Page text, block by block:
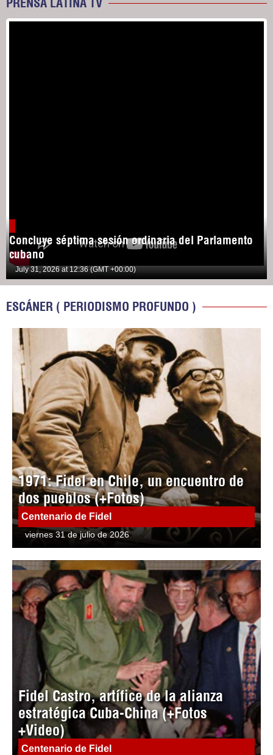
Concluye séptima sesión ordinaria del Parlamento
cubano
July 31, 2026 at 12:36 (GMT +00:00)
ESCÁNER ( PERIODISMO PROFUNDO )
1971: Fidel en Chile, un encuentro de
dos pueblos (+Fotos)
Centenario de Fidel
viernes 31 de julio de 2026
Fidel Castro, artífice de la alianza
estratégica Cuba-China (+Fotos
+Video)
Centenario de Fidel